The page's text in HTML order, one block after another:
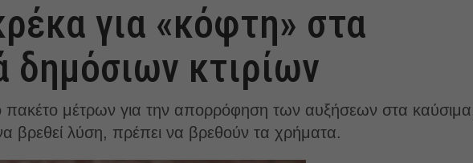
για «κόφτη» στα
δημόσιων κτιρίων
πακέτο μέτρων για την απορρόφηση των αυξήσεων στα
βρεθεί λύση, πρέπει να βρεθούν τα χρήματα.